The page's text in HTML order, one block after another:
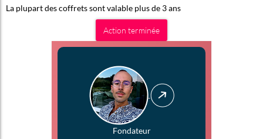
La plupart des coffrets sont valable plus de 3 ans
Action terminée
Fondateur